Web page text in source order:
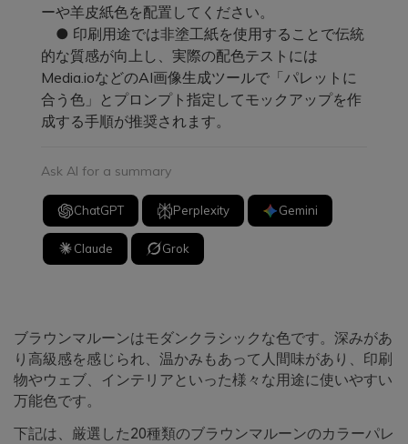
ーや羊皮紙色を配置してください。
● 印刷用途では非塗工紙を使用することで伝統
的な質感が向上し、実際の配色テストには
Media.ioなどのAI画像生成ツールで「パレットに
合う色」とプロンプト指定してモックアップを作
成する手順が推奨されます。
Ask AI for a summary
ChatGPT Perplexity Gemini
Claude Grok
ブラウンマルーンはモダンクラシックな色です。深みがあ
り高級感を感じられ、温かみもあって人間味があり、印刷
物やウェブ、インテリアといった様々な用途に使いやすい
万能色です。
下記は、厳選した20種類のブラウンマルーンのカラーパレ